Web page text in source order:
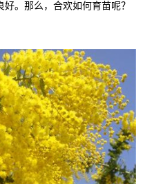
。那么，合欢如何育苗呢？